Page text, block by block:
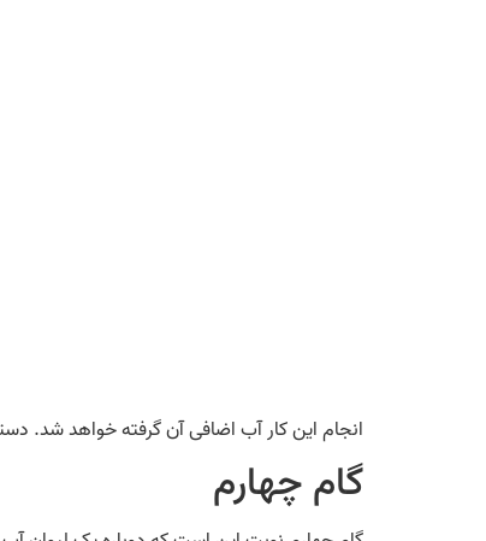
انجام این کار آب اضافی آن گرفته خواهد شد.
گام چهارم